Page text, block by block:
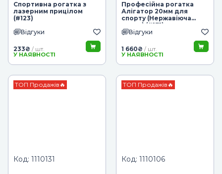
Спортивна рогатка з
лазерним прицілом
(#123)
Відгуки
233₴ / шт.
У НАЯВНОСТІ
Професійна рогатка
Алігатор 20мм для
спорту (Нержавіюча
сталь) (#171)
Відгуки
1 660₴ / шт.
У НАЯВНОСТІ
ТОП Продажів🔥
Код: 1110131
ТОП Продажів🔥
Код: 1110106